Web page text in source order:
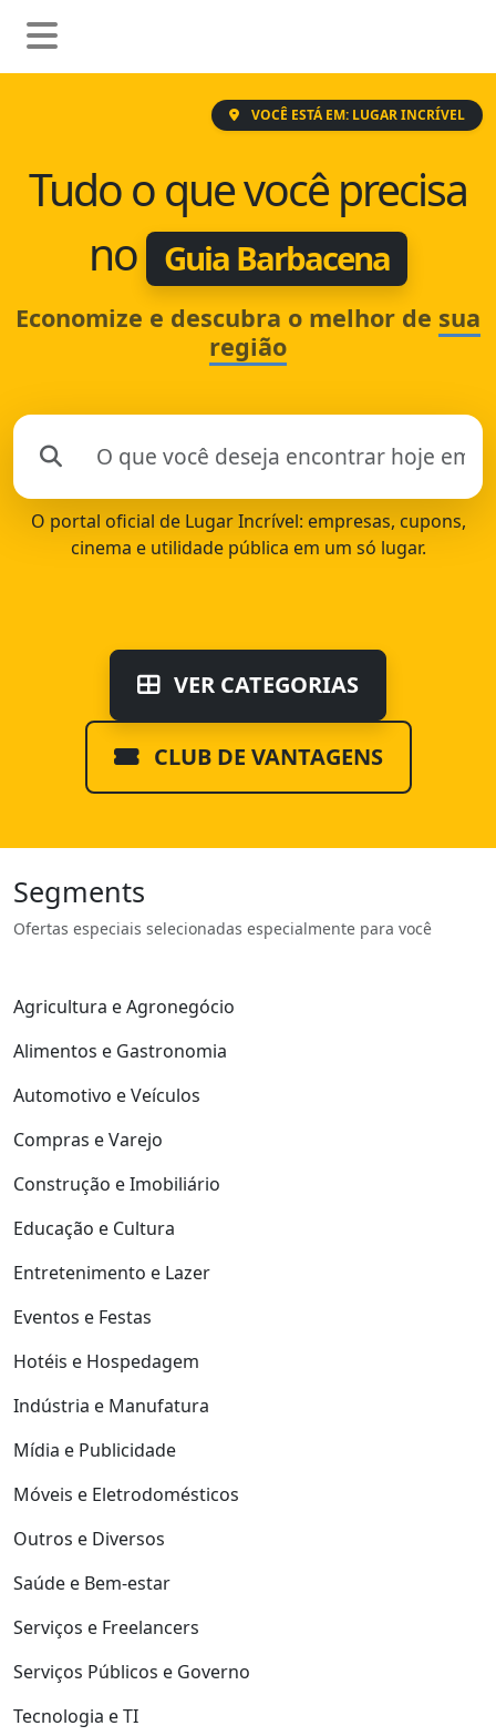
VOCÊ ESTÁ EM: LUGAR INCRÍVEL
Tudo o que você precisa
no
Guia Barbacena
Economize e descubra o melhor de sua
região
O portal oficial de Lugar Incrível: empresas, cupons,
cinema e utilidade pública em um só lugar.
VER CATEGORIAS
CLUB DE VANTAGENS
Segments
Ofertas especiais selecionadas especialmente para você
Agricultura e Agronegócio
Alimentos e Gastronomia
Automotivo e Veículos
Compras e Varejo
Construção e Imobiliário
Educação e Cultura
Entretenimento e Lazer
Eventos e Festas
Hotéis e Hospedagem
Indústria e Manufatura
Mídia e Publicidade
Móveis e Eletrodomésticos
Outros e Diversos
Saúde e Bem-estar
Serviços e Freelancers
Serviços Públicos e Governo
Tecnologia e TI